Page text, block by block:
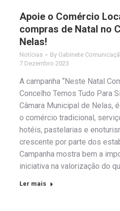
Apoie o Comércio
compras de Natal no
Nelas!
Notícias By Gabinete
7 Dezembro 2023
A campanha “Neste Natal
Concelho Temos Tudo Para
Câmara Municipal de Nelas,
o comércio tradicional,
hotéis, pastelarias e
crescente por parte dos
Campanha mostra bem a
iniciativa na valorização do
Ler mais